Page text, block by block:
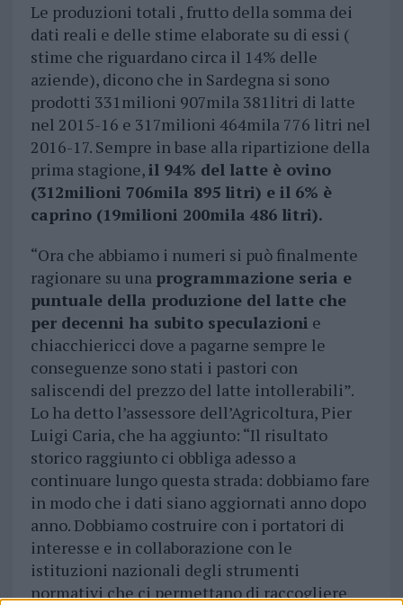
Le produzioni totali , frutto della somma dei
dati reali e delle stime elaborate su di essi (
stime che riguardano circa il 14% delle
aziende), dicono che in Sardegna si sono
prodotti 331milioni 907mila 381litri di latte
nel 2015-16 e 317milioni 464mila 776 litri nel
2016-17. Sempre in base alla ripartizione della
prima stagione,il 94% del latte è ovino
(312milioni 706mila 895 litri) e il 6% è
caprino (19milioni 200mila 486 litri).
“Ora che abbiamo i numeri si può finalmente
ragionare su una programmazione seria e
puntuale della produzione del latte che
per decenni ha subito speculazioni e
chiacchiericci dove a pagarne sempre le
conseguenze sono stati i pastori con
saliscendi del prezzo del latte intollerabili”.
Lo ha detto l’assessore dell’Agricoltura, Pier
Luigi Caria, che ha aggiunto: “Il risultato
storico raggiunto ci obbliga adesso a
continuare lungo questa strada: dobbiamo fare
in modo che i dati siano aggiornati anno dopo
anno. Dobbiamo costruire con i portatori di
interesse e in collaborazione con le
istituzioni nazionali degli strumenti
normativi che ci permettano di raccogliere